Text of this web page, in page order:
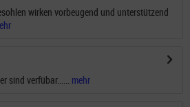
wirken vorbeugend und unterstützend
sind verfübar...... mehr